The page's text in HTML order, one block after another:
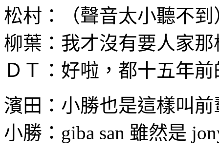
松村：（聲音太小聽不到
柳葉：我才沒有要人家
ＤＴ：好啦，都十五年
濱田：小勝也是這樣叫
小勝：giba san 雖然是